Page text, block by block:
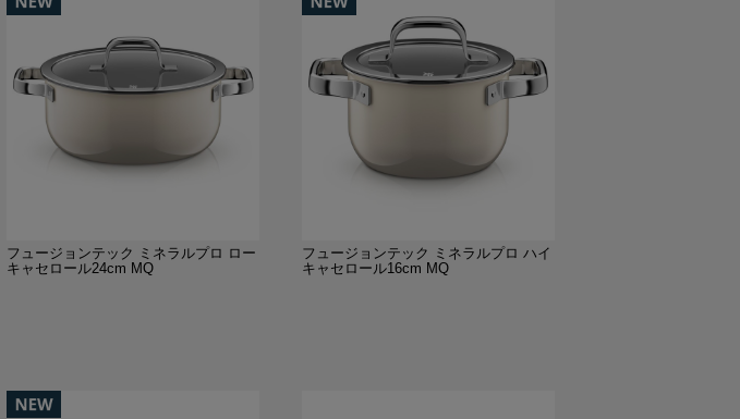
フュージョンテック ミネラルプロ ロー
キャセロール24cm MQ
フュージョンテック ミネラルプロ ハイ
キャセロール16cm MQ